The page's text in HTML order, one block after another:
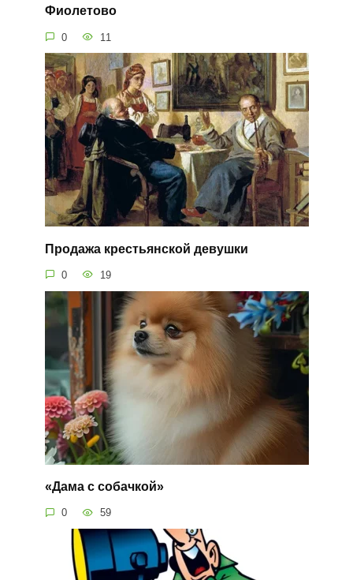
Фиолетово
0 11
Продажа крестьянской девушки
0 19
«Дама с собачкой»
0 59